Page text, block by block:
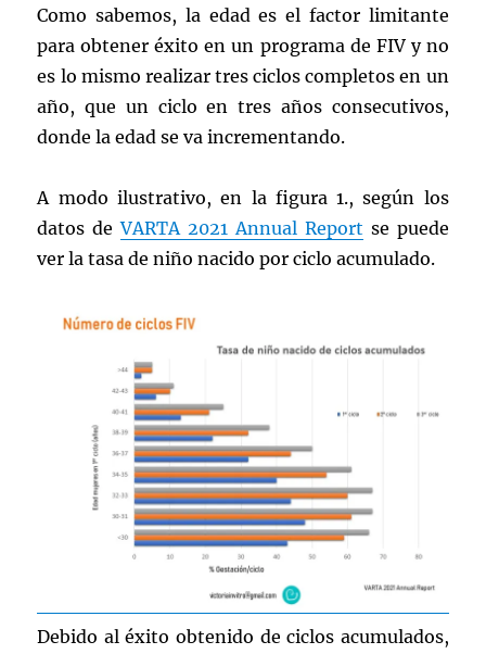
Como sabemos, la edad es el factor limitante
para obtener éxito en un programa de FIV y no
es lo mismo realizar tres ciclos completos en un
año, que un ciclo en tres años consecutivos,
donde la edad se va incrementando.
A modo ilustrativo, en la figura 1., según los
datos deVARTA 2021 Annual Report se puede
ver la tasa de niño nacido por ciclo acumulado.
Debido al éxito obtenido de ciclos acumulados,